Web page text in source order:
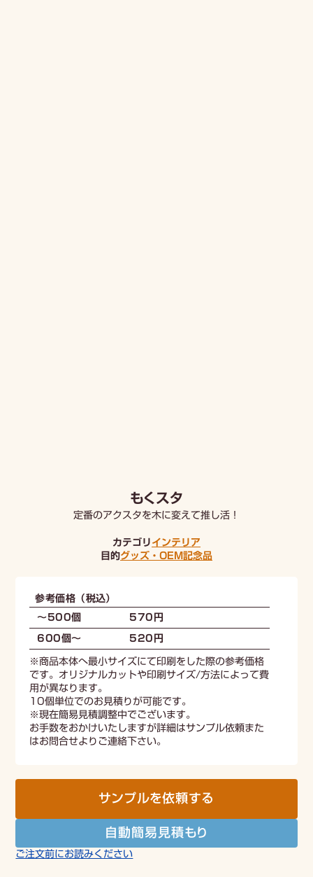
もくスタ
定番のアクスタを木に変えて推し活！
カテゴリインテリア
目的グッズ・OEM記念品
参考価格（税込）
～500個
570円
600個〜
520円
※商品本体へ最小サイズにて印刷をした際の参考価格
です。オリジナルカットや印刷サイズ/方法によって費
用が異なります。
10個単位でのお見積りが可能です。
※現在簡易見積調整中でございます。
お手数をおかけいたしますが詳細はサンプル依頼また
はお問合せよりご連絡下さい。
サンプルを依頼する
自動簡易見積もり
ご注文前にお読みください